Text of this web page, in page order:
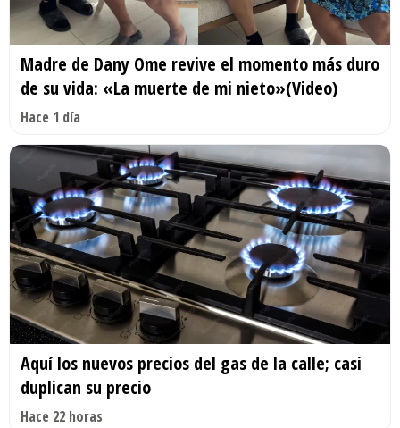
Madre de Dany Ome revive el momento más duro
de su vida: «La muerte de mi nieto»(Video)
Hace 1 día
Aquí los nuevos precios del gas de la calle; casi
duplican su precio
Hace 22 horas